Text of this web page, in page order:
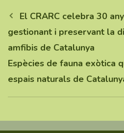
El CRARC celebra 30
gestionant i preservant la
amfibis de Catalunya
Espècies de fauna exòtica
espais naturals de